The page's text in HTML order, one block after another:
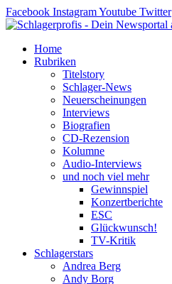
Zum
Inhalt
Facebook InstagramYoutube Twitter
Home
Rubriken
Titelstory
Schlager-News
Neuerscheinungen
Interviews
Biografien
CD-Rezension
Kolumne
Audio-Interviews
und noch viel mehr
Gewinnspiel
Konzertberichte
ESC
Glückwunsch!
TV-Kritik
Schlagerstars
Andrea Berg
Andy Borg